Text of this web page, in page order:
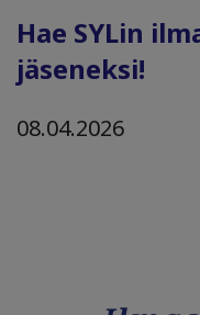
Hae SYLin
jäseneksi!
08.04.2026